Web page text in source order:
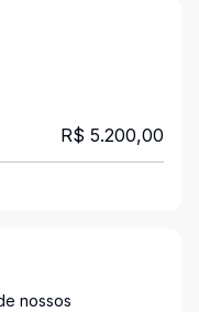
R$ 5.200,00
nossos